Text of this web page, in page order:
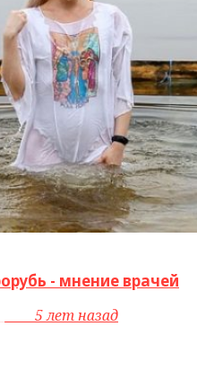
- мнение врачей
5 лет назад